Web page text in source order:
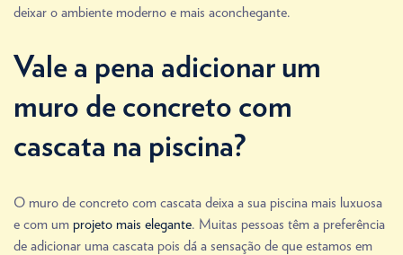
deixar o ambiente moderno e mais aconchegante.
Vale a pena adicionar um
muro de concreto com
cascata na piscina?
O muro de concreto com cascata deixa a sua piscina mais luxuosa
e com um projeto mais elegante. Muitas pessoas têm a preferência
de adicionar uma cascata pois dá a sensação de que estamos em